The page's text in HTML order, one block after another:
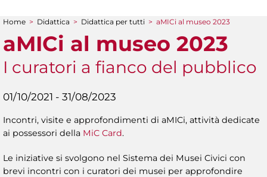
Tu sei qui
Home > Didattica > Didattica per tutti > aMICi al museo 2023
aMICi al museo 2023
I curatori a fianco del pubblico
01/10/2021 - 31/08/2023
Incontri, visite e approfondimenti di aMICi, attività dedicate
ai possessori della MiC Card.
Le iniziative si svolgono nel Sistema dei Musei Civici con
brevi incontri con i curatori dei musei per approfondire